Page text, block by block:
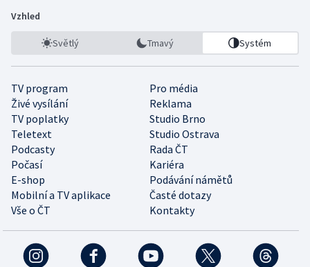
Vzhled
Světlý Tmavý Systém
TV program
Pro média
Živé vysílání
Reklama
TV poplatky
Studio Brno
Teletext
Studio Ostrava
Podcasty
Rada ČT
Počasí
Kariéra
E-shop
Podávání námětů
Mobilní a TV aplikace
Časté dotazy
Vše o ČT
Kontakty